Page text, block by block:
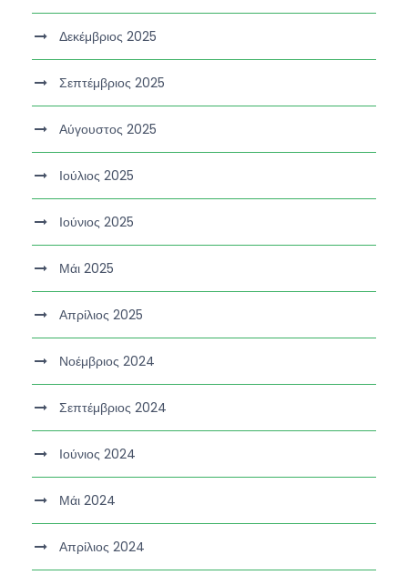
Δεκέμβριος 2025
Σεπτέμβριος 2025
Αύγουστος 2025
Ιούλιος 2025
Ιούνιος 2025
Μάι 2025
Απρίλιος 2025
Νοέμβριος 2024
Σεπτέμβριος 2024
Ιούνιος 2024
Μάι 2024
Απρίλιος 2024